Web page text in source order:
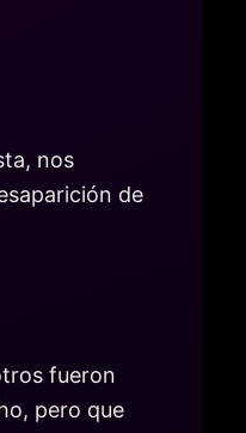
nos
de
fueron
pero que